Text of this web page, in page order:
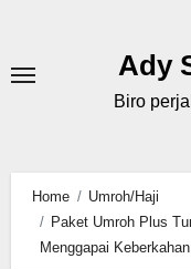
content
Ady
Biro
Home
Umroh/Haji
Paket Umroh Plus
Menggapai